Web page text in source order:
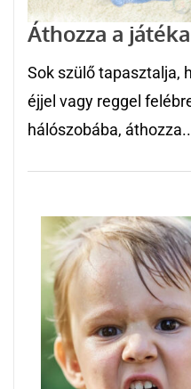
Áthozza a
Sok szülő tapasztalja,
éjjel vagy reggel
hálószobába,